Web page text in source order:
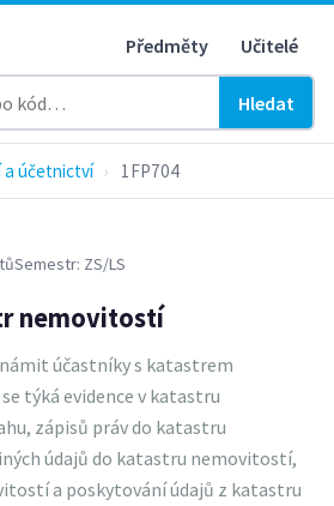
Předměty Učitelé
Hledat
a účetnictví › 1FP704
Semestr: ZS/LS
nemovitostí
účastníky s katastrem
týká evidence v katastru
zápisů práv do katastru
údajů do katastru nemovitostí,
a poskytování údajů z katastru